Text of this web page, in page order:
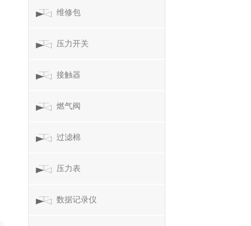
维修包
压力开关
接触器
燃气阀
过滤棉
压力表
数据记录仪